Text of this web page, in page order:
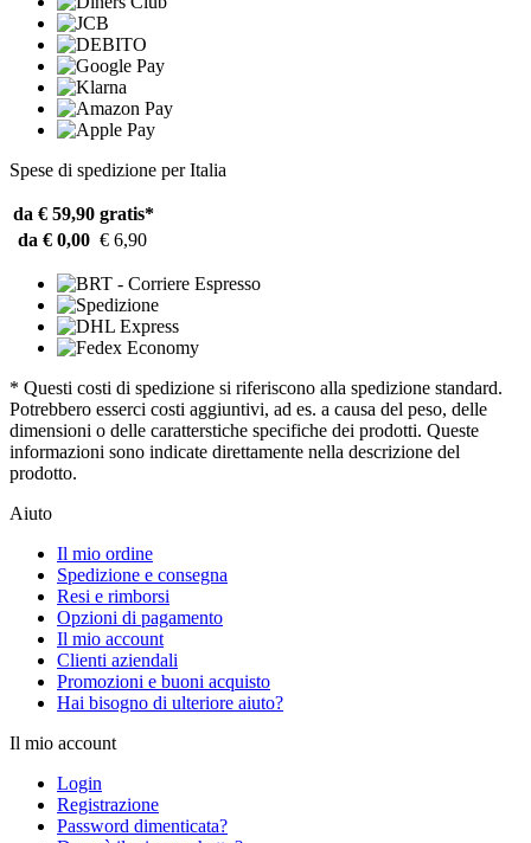
Spese di spedizione per Italia
da € 59,90 gratis*
da € 0,00 € 6,90
* Questi costi di spedizione si riferiscono alla spedizione standard.
Potrebbero esserci costi aggiuntivi, ad es. a causa del peso, delle
dimensioni o delle caratterstiche specifiche dei prodotti. Queste
informazioni sono indicate direttamente nella descrizione del
prodotto.
Aiuto
Il mio ordine
Spedizione e consegna
Resi e rimborsi
Opzioni di pagamento
Il mio account
Clienti aziendali
Promozioni e buoni acquisto
Hai bisogno di ulteriore aiuto?
Il mio account
Login
Registrazione
Password dimenticata?